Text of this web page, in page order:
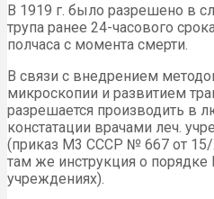
В 1919 г. было разрешено в
трупа ранее 24-часового
полчаса с момента смерти.
В связи с внедрением
микроскопии и развитием
разрешается производить в
констатации врачами леч.
(приказ М3 СССР № 667 от
там же инструкция о порядке
учреждениях).